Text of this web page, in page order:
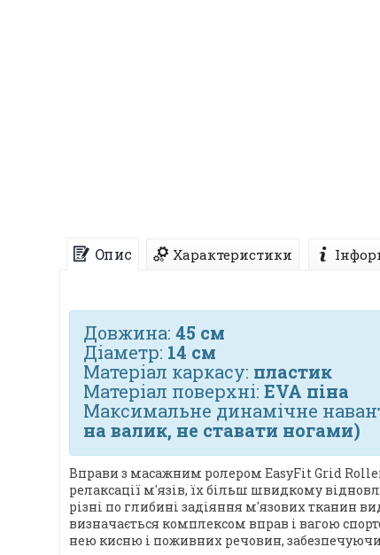
Опис Характеристики
Довжина: 45 см
Діаметр: 14 см
Матеріал каркасу: пластик
Матеріал поверхні: EVA піна
Максимальне динамічне
на валик, не ставати ногами)
Вправи з масажним ролером EasyFit Grid
релаксації м'язів, їх більш швидкому
різні по глибині задіяння м'язових тканин
визначається комплексом вправ і вагою
нею кисню і поживних речовин,